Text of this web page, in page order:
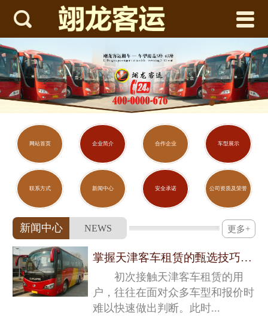
合作企业
车型展示
联系方式
新闻中心
安全承诺
公司资质及荣誉
 
网站首页 企业简介 合作企业 车型展示
联系方式 新闻中心 安全承诺 公司资质及荣誉
新闻中心 NEWS 更多+
掌握天津客车租赁的甄选技巧与用车须知
初次接触天津客车租赁的用
户，往往在面对众多车型和报价时
难以快速做出判断。此时...